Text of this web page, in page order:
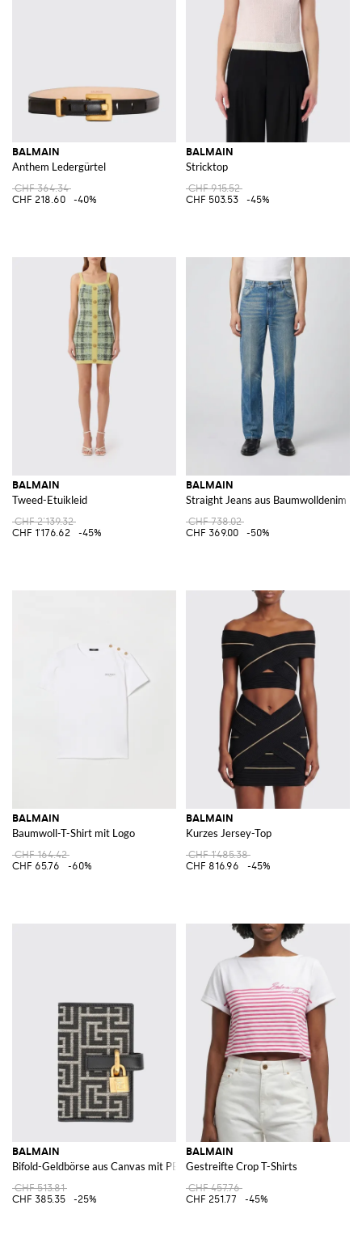
BALMAIN
Anthem Ledergürtel
CHF 364.34
CHF 218.60
-40%
BALMAIN
Stricktop
CHF 915.52
CHF 503.53
-45%
BALMAIN
Tweed-Etuikleid
CHF 2'139.32
CHF 1'176.62
-45%
BALMAIN
Straight Jeans aus Baumwolldenim
CHF 738.02
CHF 369.00
-50%
BALMAIN
Baumwoll-T-Shirt mit Logo
CHF 164.42
CHF 65.76
-60%
BALMAIN
Kurzes Jersey-Top
CHF 1'485.38
CHF 816.96
-45%
BALMAIN
Bifold-Geldbörse aus Canvas mit PB-Monogramm und Lederdetails
CHF 513.81
CHF 385.35
-25%
BALMAIN
Gestreifte Crop T-Shirts
CHF 457.76
CHF 251.77
-45%